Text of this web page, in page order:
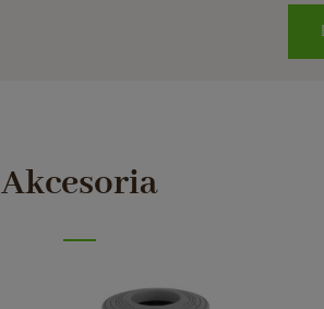
Akcesoria